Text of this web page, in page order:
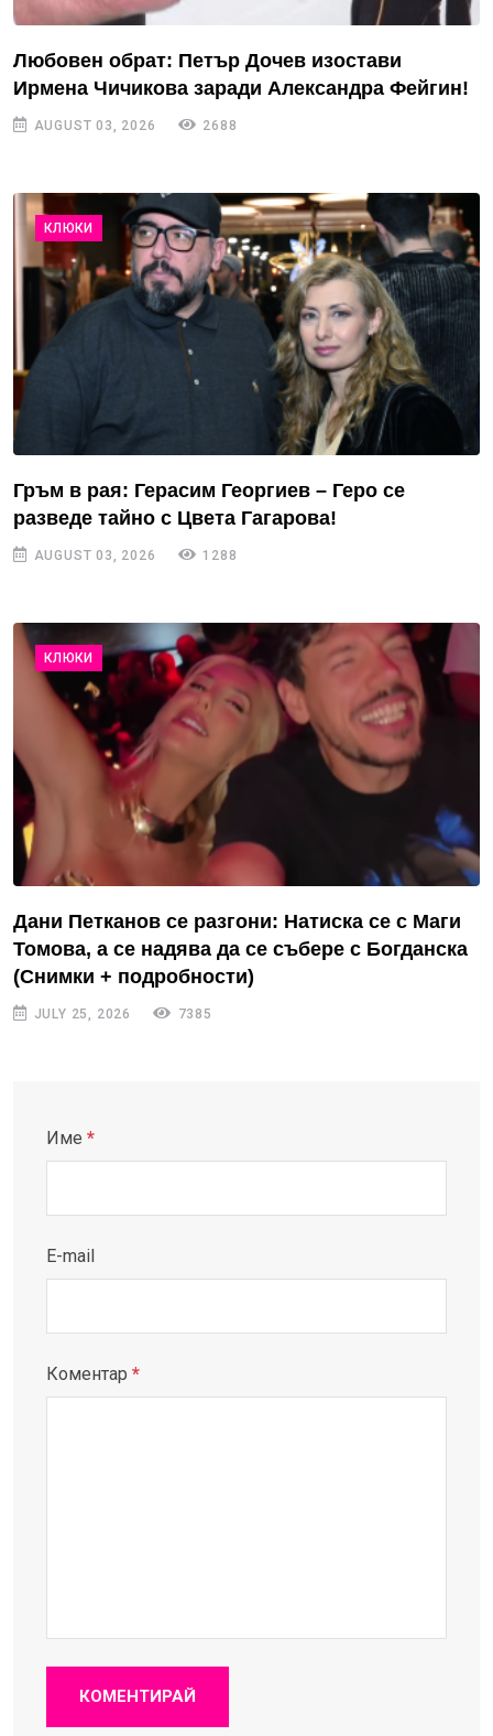
Любовен обрат: Петър Дочев изостави
Ирмена Чичикова заради Александра Фейгин!
AUGUST 03, 2026 2688
КЛЮКИ
Гръм в рая: Герасим Георгиев – Геро се
разведе тайно с Цвета Гагарова!
AUGUST 03, 2026 1288
КЛЮКИ
Дани Петканов се разгони: Натиска се с Маги
Томова, а се надява да се събере с Богданска
(Снимки + подробности)
JULY 25, 2026 7385
Име *
E-mail
Коментар *
КОМЕНТИРАЙ